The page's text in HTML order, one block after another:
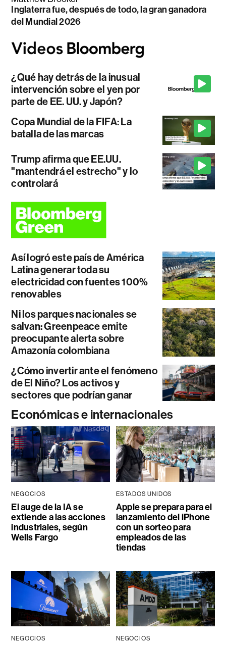
Inglaterra fue, después de todo, la gran ganadora
del Mundial 2026
¿Qué hay detrás de la inusual
intervención sobre el yen por
parte de EE. UU. y Japón?
Copa Mundial de la FIFA: La
batalla de las marcas
Trump afirma que EE.UU.
"mantendrá el estrecho" y lo
controlará
Así logró este país de América
Latina generar toda su
electricidad con fuentes 100%
renovables
Ni los parques nacionales se
salvan: Greenpeace emite
preocupante alerta sobre
Amazonía colombiana
¿Cómo invertir ante el fenómeno
de El Niño? Los activos y
sectores que podrían ganar
Económicas e internacionales
NEGOCIOS
El auge de la IA se
extiende a las acciones
industriales, según
Wells Fargo
ESTADOS UNIDOS
Apple se prepara para el
lanzamiento del iPhone
con un sorteo para
empleados de las
tiendas
NEGOCIOS NEGOCIOS